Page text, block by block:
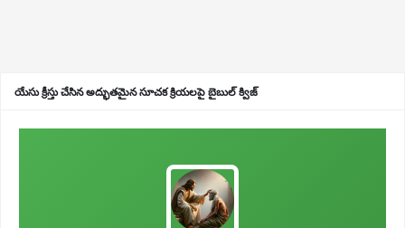
యేసు క్రీస్తు చేసిన అద్భుతమైన సూచక క్రియలపై బైబుల్ క్విజ్